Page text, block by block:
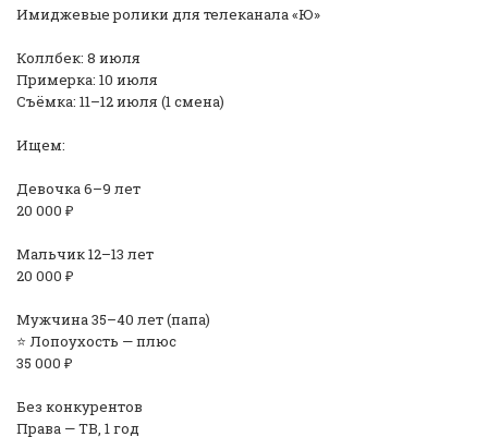
Имиджевые ролики для телеканала «Ю»
Коллбек: 8 июля
Примерка: 10 июля
Съёмка: 11–12 июля (1 смена)
Ищем:
Девочка 6–9 лет
20 000 ₽
Мальчик 12–13 лет
20 000 ₽
Мужчина 35–40 лет (папа)
⭐ Лопоухость — плюс
35 000 ₽
Без конкурентов
Права — ТВ, 1 год